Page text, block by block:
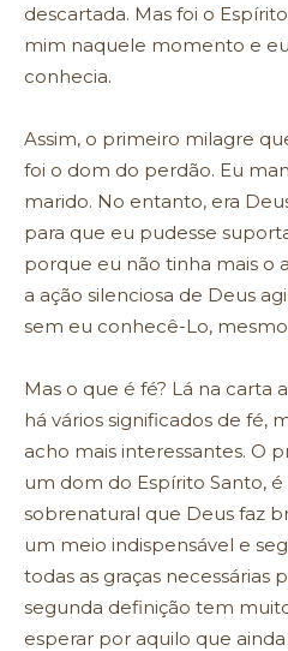
descartada. Mas foi o
mim naquele momento e
conhecia.
Assim, o primeiro milagre
foi o dom do perdão. Eu
marido. No entanto, era
para que eu pudesse
porque eu não tinha mais o
a ação silenciosa de Deus
sem eu conhecê-Lo,
Mas o que é fé? Lá na carta
há vários significados de fé,
acho mais interessantes. O
um dom do Espírito Santo, é
sobrenatural que Deus faz
um meio indispensável e
todas as graças necessárias
segunda definição tem
esperar por aquilo que